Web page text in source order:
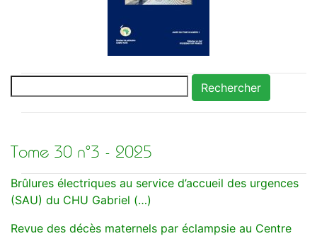
Rechercher
Tome 30 n°3 - 2025
Brûlures électriques au service d’accueil des urgences
(SAU) du CHU Gabriel (…)
Revue des décès maternels par éclampsie au Centre